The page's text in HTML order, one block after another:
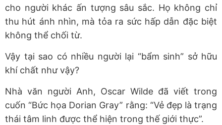
cho người khác ấn tượng sâu sắc. Họ không chỉ
thu hút ánh nhìn, mà tỏa ra sức hấp dẫn đặc biệt
không thể chối từ.
Vậy tại sao có nhiều người lại “bẩm sinh” sở hữu
khí chất như vậy?
Nhà văn người Anh, Oscar Wilde đã viết trong
cuốn “Bức họa Dorian Gray” rằng: “Vẻ đẹp là trạng
thái tâm linh được thể hiện trong thế giới thực”.